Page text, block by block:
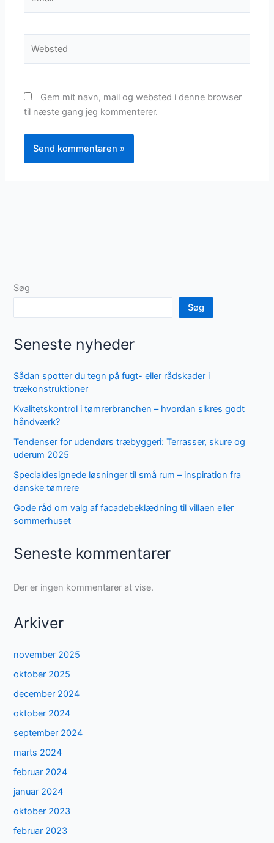
Gem mit navn, mail og websted i denne browser
til næste gang jeg kommenterer.
Søg
Søg
Seneste nyheder
Sådan spotter du tegn på fugt- eller rådskader i
trækonstruktioner
Kvalitetskontrol i tømrerbranchen – hvordan sikres godt
håndværk?
Tendenser for udendørs træbyggeri: Terrasser, skure og
uderum 2025
Specialdesignede løsninger til små rum – inspiration fra
danske tømrere
Gode råd om valg af facadebeklædning til villaen eller
sommerhuset
Seneste kommentarer
Der er ingen kommentarer at vise.
Arkiver
november 2025
oktober 2025
december 2024
oktober 2024
september 2024
marts 2024
februar 2024
januar 2024
oktober 2023
februar 2023